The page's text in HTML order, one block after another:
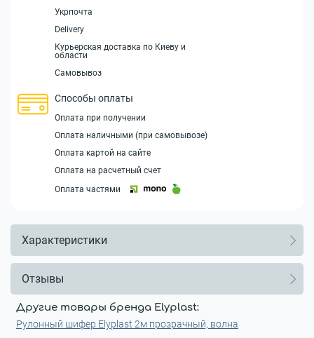
Укрпочта
Delivery
Курьерская доставка по Киеву и
области
Самовывоз
Способы оплаты
Оплата при получении
Оплата наличными (при самовывозе)
Оплата картой на сайте
Оплата на расчетный счет
Оплата частями
Характеристики
Отзывы
Другие товары бренда Elyplast:
Рулонный шифер Elyplast 2м прозрачный, волна